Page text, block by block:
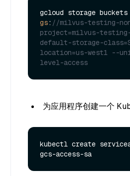
gs: //milvus-testing-
project=milvus-
default-storage-
location=us-west1 --
level-access
为应用程序创建一个
kubectl create